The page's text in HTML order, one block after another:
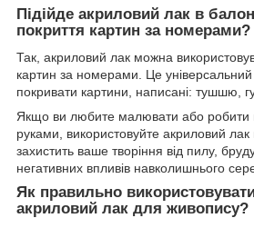
Підійде акриловий лак в
покриття картин за номерами?
Так, акриловий лак можна
картин за номерами. Це
покривати картини, написані: тушшю,
Якщо ви любите малювати або робити
руками, використовуйте акриловий
захистить ваше творіння від пилу,
негативних впливів навколишнього
Як правильно
акриловий лак для живопису?